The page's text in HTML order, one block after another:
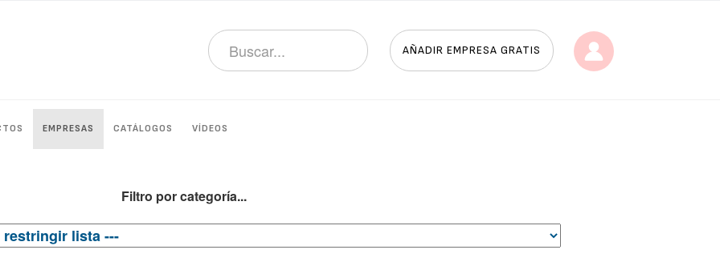
AÑADIR EMPRESA GRATIS
EMPRESAS CATÁLOGOS VÍDEOS
Filtro por categoría...